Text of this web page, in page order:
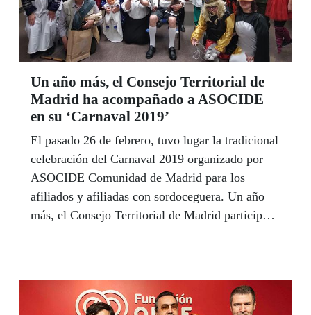
Un año más, el Consejo Territorial de
Madrid ha acompañado a ASOCIDE
en su ‘Carnaval 2019’
El pasado 26 de febrero, tuvo lugar la tradicional
celebración del Carnaval 2019 organizado por
ASOCIDE Comunidad de Madrid para los
afiliados y afiliadas con sordoceguera. Un año
más, el Consejo Territorial de Madrid participó